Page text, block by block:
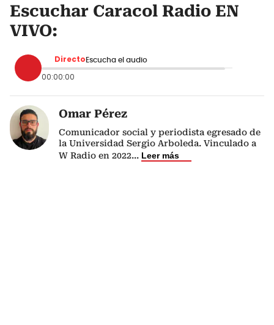
Escuchar Caracol Radio EN
VIVO:
Directo Escucha el audio
00:00:00
Omar Pérez
Comunicador social y periodista egresado de
la Universidad Sergio Arboleda. Vinculado a
W Radio en 2022... Leer más